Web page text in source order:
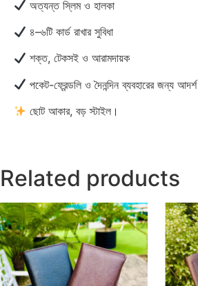
অত্যন্ত স্লিম ও হালকা
৪–৬টি কার্ড রাখার সুবিধা
শক্ত, টেকসই ও আরামদায়ক
পকেট-ফ্রেন্ডলি ও দৈনন্দিন ব্যবহারের জন্য আদর্শ
ছোট আকার, বড় স্টাইল।
Related products